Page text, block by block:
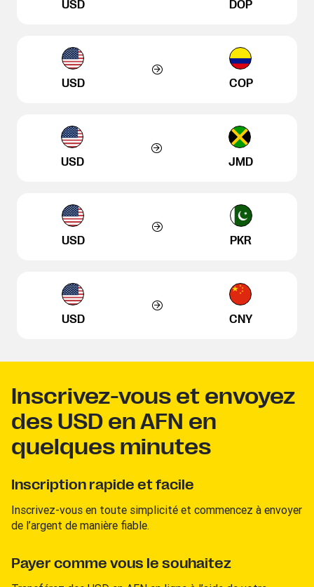
USD DOP
USD COP
USD JMD
USD PKR
USD CNY
Inscrivez-vous et envoyez
des USD en AFN en
quelques minutes
Inscription rapide et facile
Inscrivez-vous en toute simplicité et commencez à envoyer
de l’argent de manière fiable.
Payer comme vous le souhaitez